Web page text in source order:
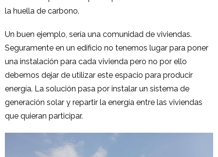
la huella de carbono.
Un buen ejemplo, sería una comunidad de viviendas.
Seguramente en un edificio no tenemos lugar para poner
una instalación para cada vivienda pero no por ello
debemos dejar de utilizar este espacio para producir
energía. La solución pasa por instalar un sistema de
generación solar y repartir la energía entre las viviendas
que quieran participar.